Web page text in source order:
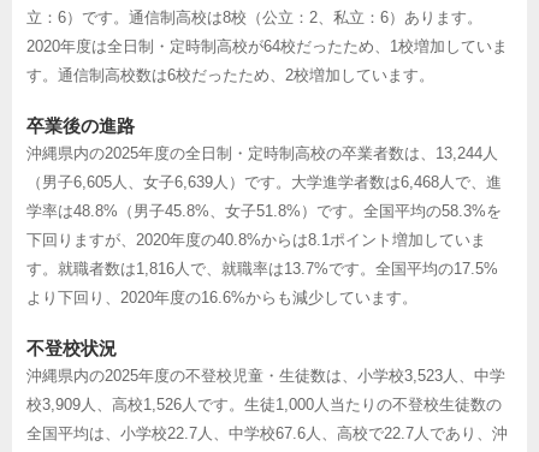
立：6）です。通信制高校は8校（公立：2、私立：6）あります。
2020年度は全日制・定時制高校が64校だったため、1校増加していま
す。通信制高校数は6校だったため、2校増加しています。
卒業後の進路
沖縄県内の2025年度の全日制・定時制高校の卒業者数は、13,244人
（男子6,605人、女子6,639人）です。大学進学者数は6,468人で、進
学率は48.8%（男子45.8%、女子51.8%）です。全国平均の58.3%を
下回りますが、2020年度の40.8%からは8.1ポイント増加していま
す。就職者数は1,816人で、就職率は13.7%です。全国平均の17.5%
より下回り、2020年度の16.6%からも減少しています。
不登校状況
沖縄県内の2025年度の不登校児童・生徒数は、小学校3,523人、中学
校3,909人、高校1,526人です。生徒1,000人当たりの不登校生徒数の
全国平均は、小学校22.7人、中学校67.6人、高校で22.7人であり、沖